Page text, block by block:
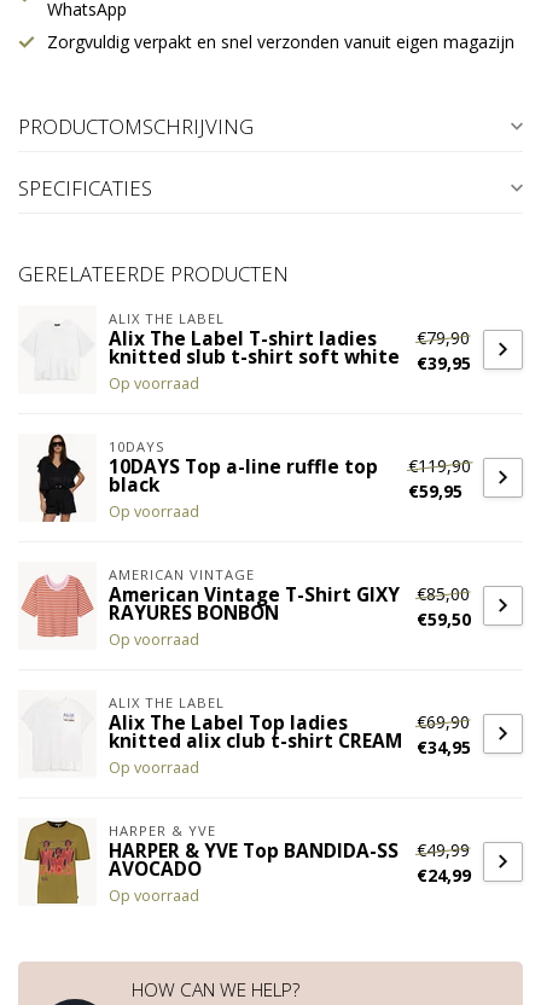
WhatsApp
Zorgvuldig verpakt en snel verzonden vanuit eigen magazijn
PRODUCTOMSCHRIJVING
SPECIFICATIES
GERELATEERDE PRODUCTEN
ALIX THE LABEL
Alix The Label T-shirt ladies
knitted slub t-shirt soft white
Op voorraad
€79,90
€39,95
10DAYS
10DAYS Top a-line ruffle top
black
Op voorraad
€119,90
€59,95
AMERICAN VINTAGE
American Vintage T-Shirt GIXY
RAYURES BONBON
Op voorraad
€85,00
€59,50
ALIX THE LABEL
Alix The Label Top ladies
knitted alix club t-shirt CREAM
Op voorraad
€69,90
€34,95
HARPER & YVE
HARPER & YVE Top BANDIDA-SS
AVOCADO
Op voorraad
€49,99
€24,99
HOW CAN WE HELP?